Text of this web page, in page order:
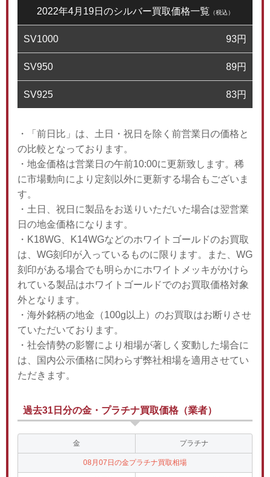
2022年4月19日のシルバー買取価格一覧 （税込）
SV1000 93円
SV950 89円
SV925 83円
・「前日比」は、土日・祝日を除く前営業日の価格と
の比較となっております。
・地金価格は営業日の午前10:00に更新致します。稀
に市場動向により定刻以外に更新する場合もございま
す。
・土日、祝日に製品をお送りいただいた場合は翌営業
日の地金価格になります。
・K18WG、K14WGなどのホワイトゴールドのお買取
は、WG刻印が入っているものに限ります。また、WG
刻印がある場合でも明らかにホワイトメッキがかけら
れている製品はホワイトゴールドでのお買取価格対象
外となります。
・海外銘柄の地金（100g以上）のお買取はお断りさせ
ていただいております。
・社会情勢の影響により相場が著しく変動した場合に
は、国内公示価格に関わらず弊社相場を適用させてい
ただきます。
過去31日分の金・プラチナ買取価格（業者）
金 プラチナ
08月07日の金プラチナ買取相場